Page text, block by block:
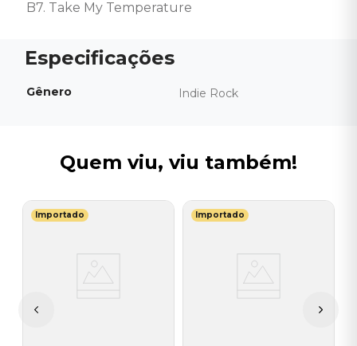
B7. Take My Temperature
Gênero Indie Rock
Quem viu, viu também!
Importado Importado